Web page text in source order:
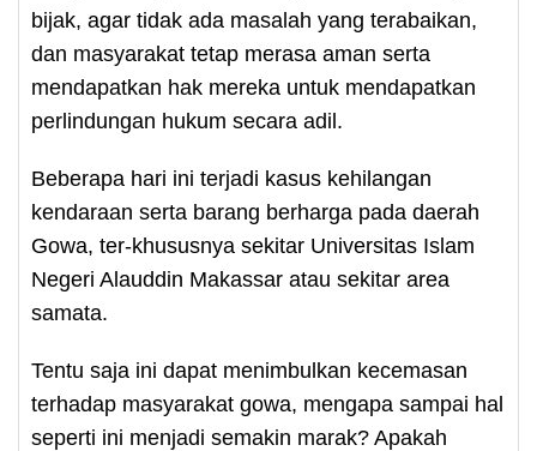
bijak, agar tidak ada masalah yang terabaikan,
dan masyarakat tetap merasa aman serta
mendapatkan hak mereka untuk mendapatkan
perlindungan hukum secara adil.
Beberapa hari ini terjadi kasus kehilangan
kendaraan serta barang berharga pada daerah
Gowa, ter-khususnya sekitar Universitas Islam
Negeri Alauddin Makassar atau sekitar area
samata.
Tentu saja ini dapat menimbulkan kecemasan
terhadap masyarakat gowa, mengapa sampai hal
seperti ini menjadi semakin marak? Apakah